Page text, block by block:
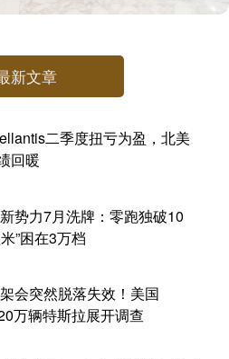
新文章
二季度扭亏为盈，北美
回暖
势力7月洗牌：零跑独破10
”困在3万档
会突然脱落失效！美国
万辆特斯拉展开调查